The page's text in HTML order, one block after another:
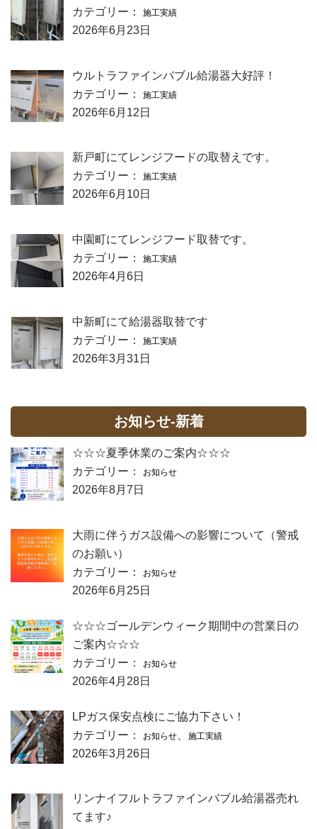
カテゴリー：
施工実績
2026年6月23日
ウルトラファインバブル給湯器大好評！
カテゴリー：
施工実績
2026年6月12日
新戸町にてレンジフードの取替えです。
カテゴリー：
施工実績
2026年6月10日
中園町にてレンジフード取替です。
カテゴリー：
施工実績
2026年4月6日
中新町にて給湯器取替です
カテゴリー：
施工実績
2026年3月31日
お知らせ-新着
☆☆☆夏季休業のご案内☆☆☆
カテゴリー：
お知らせ
2026年8月7日
大雨に伴うガス設備への影響について（警戒
のお願い）
カテゴリー：
お知らせ
2026年6月25日
☆☆☆ゴールデンウィーク期間中の営業日の
ご案内☆☆☆
カテゴリー：
お知らせ
2026年4月28日
LPガス保安点検にご協力下さい！
カテゴリー：
お知らせ 施工実績
2026年3月26日
リンナイフルトラファインバブル給湯器売れ
てます♪